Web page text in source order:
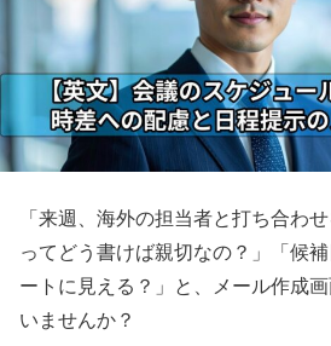
「来週、海外の担当者と打ち合わ
ってどう書けば親切なの？」「候
ートに見える？」と、メール作成
いませんか？